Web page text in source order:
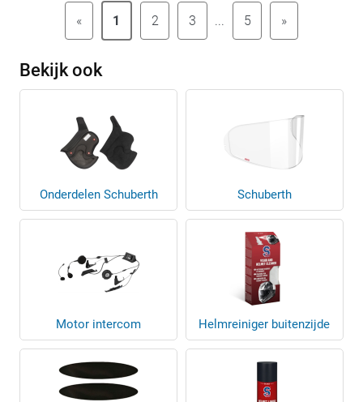
« 1 2 3 ... 5 »
Bekijk ook
Onderdelen Schuberth Schuberth
Motor intercom Helmreiniger buitenzijde